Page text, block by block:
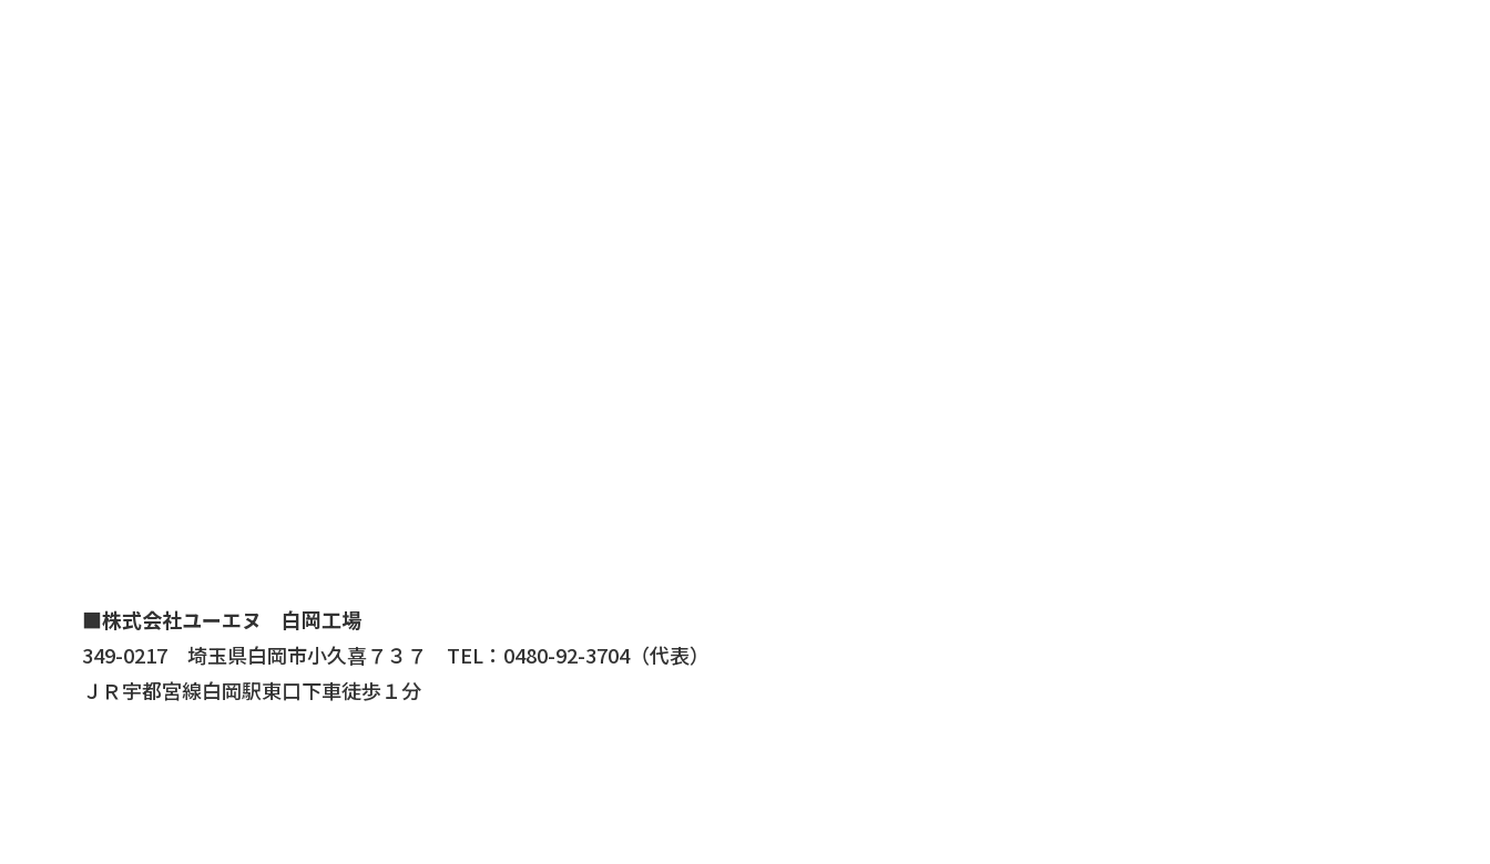
■株式会社ユーエヌ 白岡工場
349-0217 埼玉県白岡市小久喜７３７ TEL：0480-92-3704（代表）
ＪＲ宇都宮線白岡駅東口下車徒歩１分